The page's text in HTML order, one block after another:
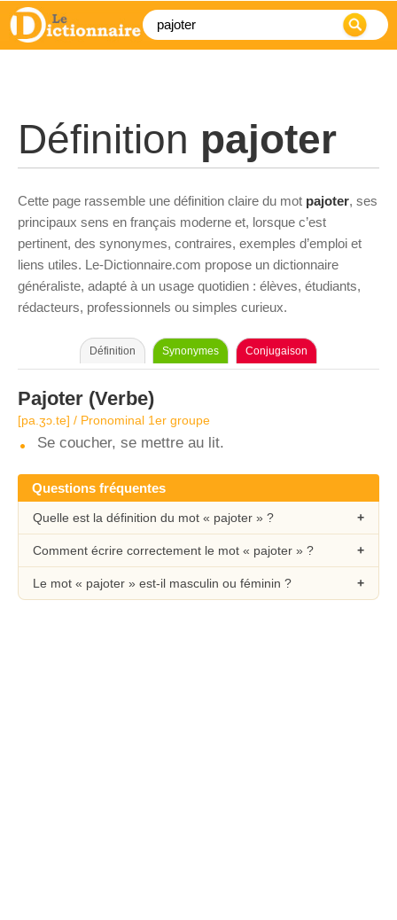
Définition pajoter
Cette page rassemble une définition claire du mot pajoter, ses
principaux sens en français moderne et, lorsque c’est
pertinent, des synonymes, contraires, exemples d’emploi et
liens utiles. Le-Dictionnaire.com propose un dictionnaire
généraliste, adapté à un usage quotidien : élèves, étudiants,
rédacteurs, professionnels ou simples curieux.
Définition Synonymes Conjugaison
Pajoter (Verbe)
[pa.ʒɔ.te] / Pronominal 1er groupe
Se coucher, se mettre au lit.
Questions fréquentes
Quelle est la définition du mot « pajoter » ?
Comment écrire correctement le mot « pajoter » ?
Le mot « pajoter » est-il masculin ou féminin ?